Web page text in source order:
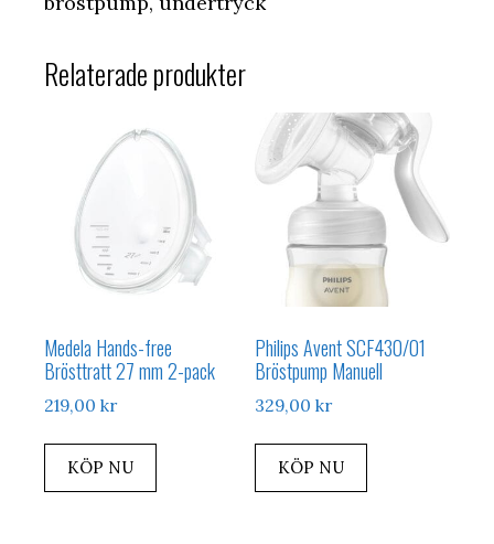
Relaterade produkter
Medela Hands-free
Brösttratt 27 mm 2-pack
219,00 kr
KÖP NU
Philips Avent SCF430/01
Bröstpump Manuell
329,00kr
KÖP NU